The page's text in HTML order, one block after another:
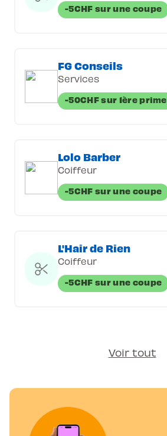
-5CHF sur une coupe
FG Conseils
Services
-50CHF sur 1ère prime
Lolo Barber
Coiffeur
-5CHF sur une coupe
L'Hair de Rien
Coiffeur
-5CHF sur une coupe
Voir tout